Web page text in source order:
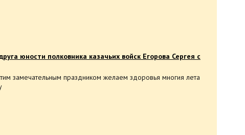
юности полковника казачьих войск Егорова Сергея с
замечательным праздником желаем здоровья многия лета